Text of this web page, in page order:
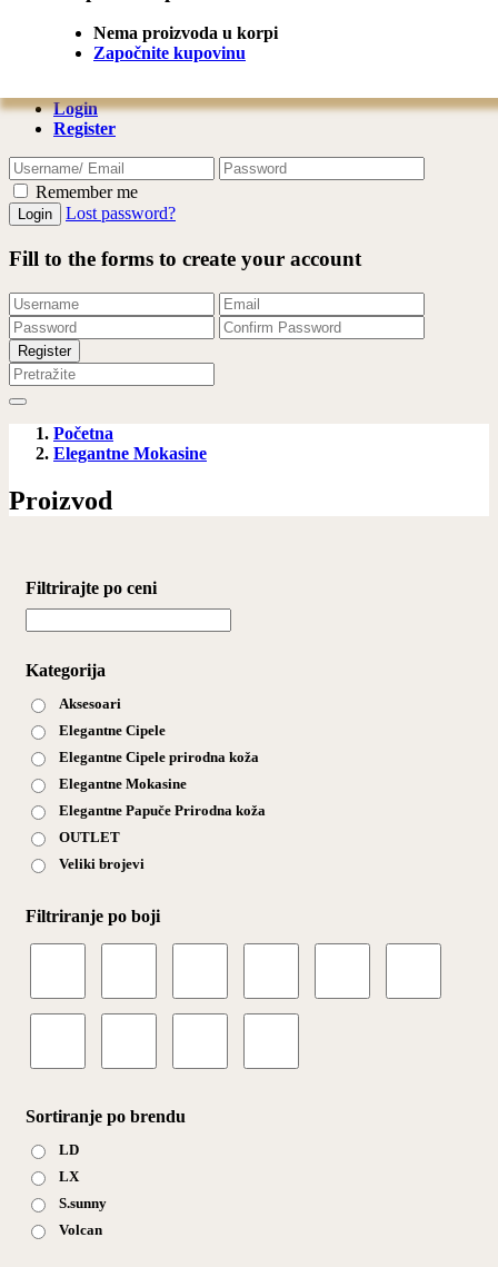
Share this to product:
Login
Register
Remember me
Lost password?
Fill to the forms to create your account
Nema proizvoda u korpi
Započnite kupovinu
Početna
Elegantne Mokasine
Proizvod
Filtrirajte po ceni
Kategorija
Aksesoari
Elegantne Cipele
Elegantne Cipele prirodna koža
Elegantne Mokasine
Elegantne Papuče Prirodna koža
OUTLET
Veliki brojevi
Filtriranje po boji
Sortiranje po brendu
LD
LX
S.sunny
Volcan